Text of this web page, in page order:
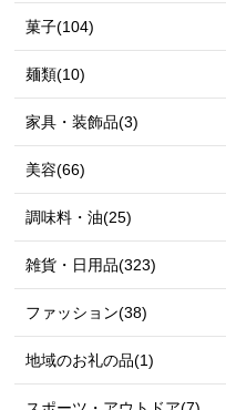
菓子(104)
麺類(10)
家具・装飾品(3)
美容(66)
調味料・油(25)
雑貨・日用品(323)
ファッション(38)
地域のお礼の品(1)